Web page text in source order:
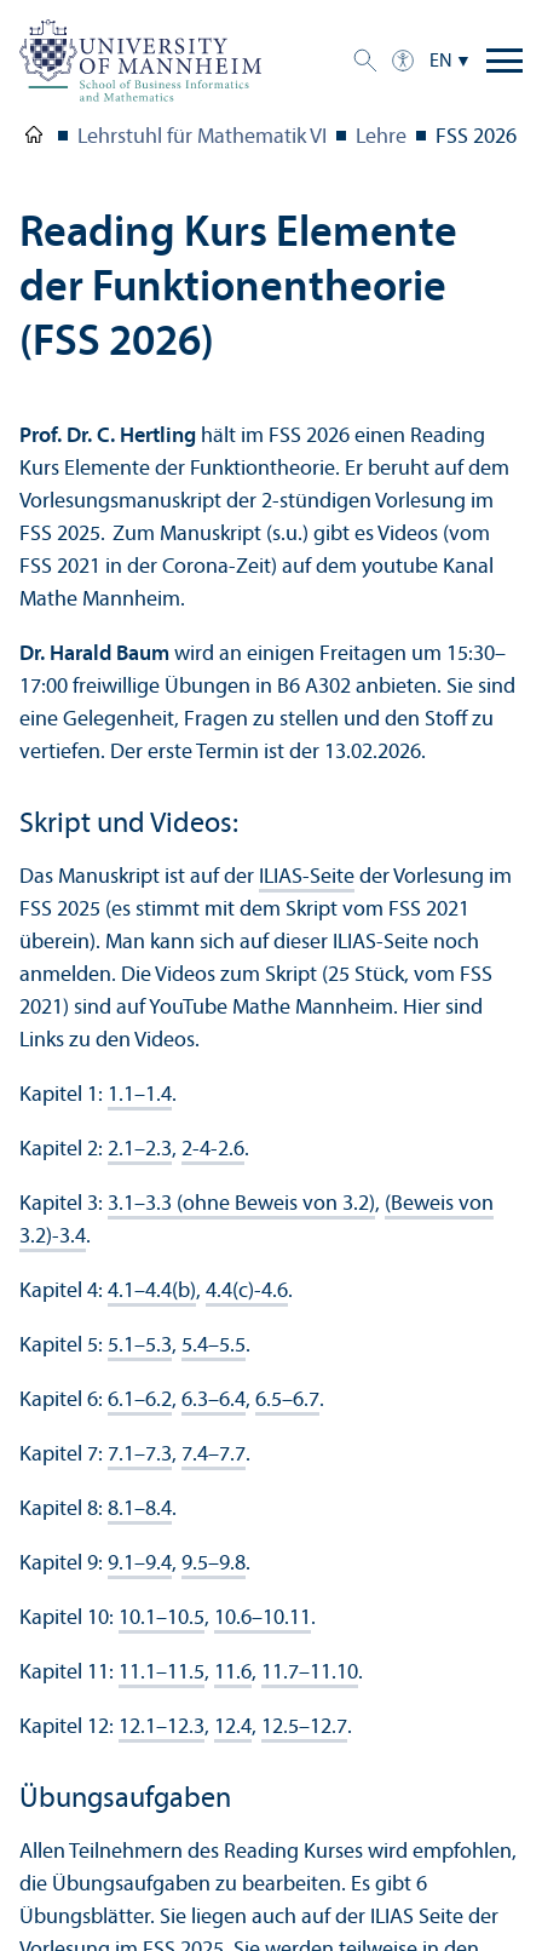
EN
Lehrstuhl für Mathematik VI Lehre FSS 2026
Reading Kurs Elemente
der Funktionentheorie
(FSS 2026)
Prof. Dr. C. Hertling hält im FSS 2026 einen Reading
Kurs Elemente der Funktiontheorie. Er beruht auf dem
Vorlesungsmanuskript der 2-stündigen Vorlesung im
FSS 2025. Zum Manuskript (s.u.) gibt es Videos (vom
FSS 2021 in der Corona-Zeit) auf dem youtube Kanal
Mathe Mannheim.
Dr. Harald Baum wird an einigen Freitagen um 15:30–
17:00 freiwillige Übungen in B6 A302 anbieten. Sie sind
eine Gelegenheit, Fragen zu stellen und den Stoff zu
vertiefen. Der erste Termin ist der 13.02.2026.
Skript und Videos:
Das Manuskript ist auf der ILIAS-Seite der Vorlesung im
FSS 2025 (es stimmt mit dem Skript vom FSS 2021
überein). Man kann sich auf dieser ILIAS-Seite noch
anmelden. Die Videos zum Skript (25 Stück, vom FSS
2021) sind auf YouTube Mathe Mannheim. Hier sind
Links zu den Videos.
Kapitel 1: 1.1–1.4.
Kapitel 2: 2.1–2.3, 2-4-2.6.
Kapitel 3: 3.1–3.3 (ohne Beweis von 3.2), (Beweis von
3.2)-3.4.
Kapitel 4: 4.1–4.4(b), 4.4(c)-4.6.
Kapitel 5: 5.1–5.3, 5.4–5.5.
Kapitel 6: 6.1–6.2, 6.3–6.4, 6.5–6.7.
Kapitel 7: 7.1–7.3, 7.4–7.7.
Kapitel 8: 8.1–8.4.
Kapitel 9: 9.1–9.4, 9.5–9.8.
Kapitel 10: 10.1–10.5, 10.6–10.11 .
Kapitel 11: 11.1–11.5, 11.6, 11.7–11.10.
Kapitel 12: 12.1–12.3, 12.4, 12.5–12.7.
Übungsaufgaben
Allen Teilnehmern des Reading Kurses wird empfohlen,
die Übungsaufgaben zu bearbeiten. Es gibt 6
Übungsblätter. Sie liegen auch auf der ILIAS Seite der